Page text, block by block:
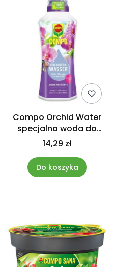
Compo Orchid Water
specjalna woda do
podlewania storczyka
14,29 zł
Do koszyka